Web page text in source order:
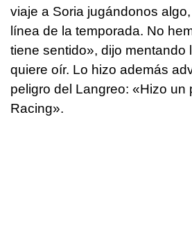
viaje a Soria jugándonos
línea de la temporada. No
tiene sentido», dijo mentando
quiere oír. Lo hizo además
peligro del Langreo: «Hizo un
Racing».